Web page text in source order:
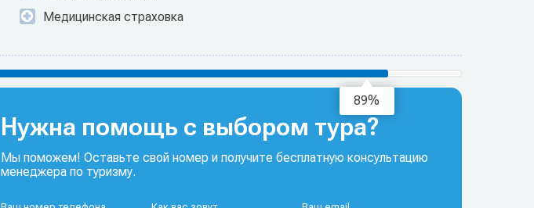
Медицинская страховка
Нужна помощь с выбором тура?
Мы поможем! Оставьте свой номер и получите бесплатную консультацию
менеджера по туризму.